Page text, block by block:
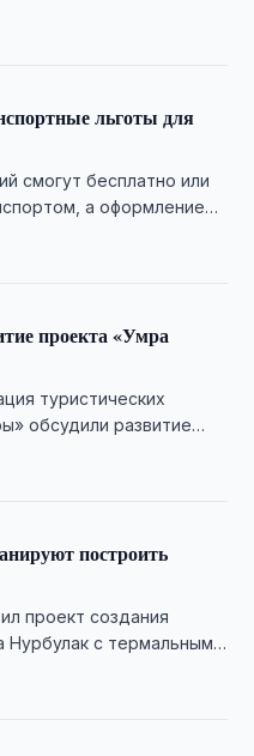
инфраструктуры.
льготы для
смогут бесплатно или
а оформление
проекта «Умра
туристических
обсудили развитие
построить
проект создания
Нурбулак с термальными